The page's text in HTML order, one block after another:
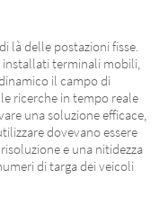
là delle postazioni fisse.
installati terminali mobili,
il campo di
ricerche in tempo reale
una soluzione efficace,
dovevano essere
e una nitidezza
di targa dei veicoli